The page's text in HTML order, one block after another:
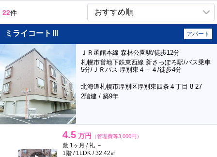
22件
ミライコートⅢ アパート
ＪＲ函館本線 森林公園駅/徒歩12分
札幌市営地下鉄東西線 新さっぽろ駅/バス乗車
5分/ＪＲバス 厚別東４－４/徒歩4分
北海道札幌市厚別区厚別東四条４丁目 8-27
2階建 / 築9年
4.5 万円 （管理費等3,000円）
敷 1ヶ月 / 礼 －
1階 / 1LDK / 32.42㎡